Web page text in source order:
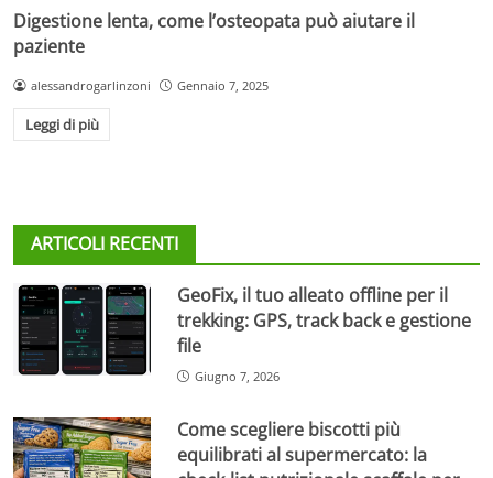
Digestione lenta, come l’osteopata può aiutare il
paziente
alessandrogarlinzoni Gennaio 7, 2025
Leggi di più
ARTICOLI RECENTI
GeoFix, il tuo alleato offline per il
trekking: GPS, track back e gestione
file
Giugno 7, 2026
Come scegliere biscotti più
equilibrati al supermercato: la